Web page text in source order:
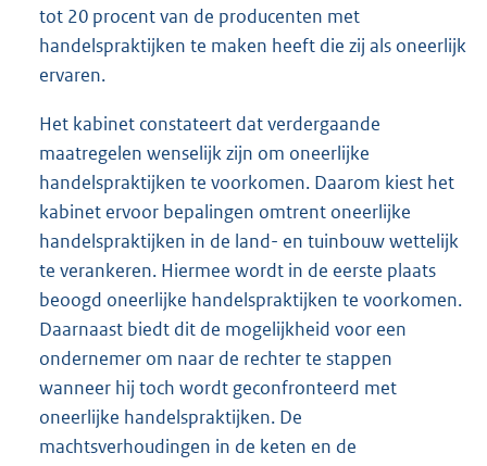
tot 20 procent van de producenten met
handelspraktijken te maken heeft die zij als oneerlijk
ervaren.
Het kabinet constateert dat verdergaande
maatregelen wenselijk zijn om oneerlijke
handelspraktijken te voorkomen. Daarom kiest het
kabinet ervoor bepalingen omtrent oneerlijke
handelspraktijken in de land- en tuinbouw wettelijk
te verankeren. Hiermee wordt in de eerste plaats
beoogd oneerlijke handelspraktijken te voorkomen.
Daarnaast biedt dit de mogelijkheid voor een
ondernemer om naar de rechter te stappen
wanneer hij toch wordt geconfronteerd met
oneerlijke handelspraktijken. De
machtsverhoudingen in de keten en de